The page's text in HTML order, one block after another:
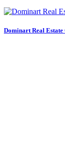
Dominart Real Estate